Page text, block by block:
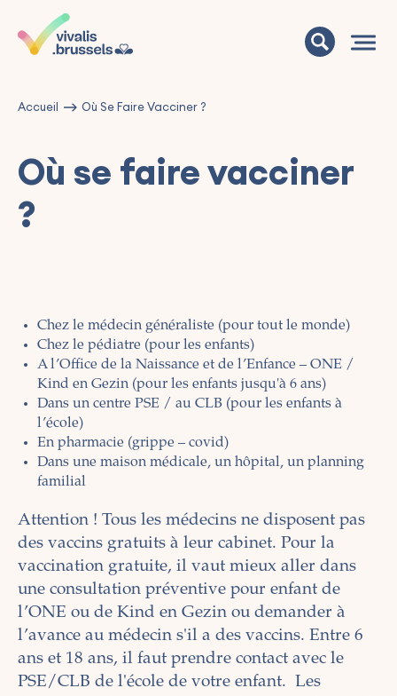
Accueil Où Se Faire Vacciner ?
Où se faire vacciner
?
Chez le médecin généraliste (pour tout le monde)
Chez le pédiatre (pour les enfants)
A l’Office de la Naissance et de l’Enfance – ONE /
Kind en Gezin (pour les enfants jusqu'à 6 ans)
Dans un centre PSE / au CLB (pour les enfants à
l’école)
En pharmacie (grippe – covid)
Dans une maison médicale, un hôpital, un planning
familial
Attention ! Tous les médecins ne disposent pas
des vaccins gratuits à leur cabinet. Pour la
vaccination gratuite, il vaut mieux aller dans
une consultation préventive pour enfant de
l’ONE ou de Kind en Gezin ou demander à
l’avance au médecin s'il a des vaccins. Entre 6
ans et 18 ans, il faut prendre contact avec le
PSE/CLB de l'école de votre enfant. Les